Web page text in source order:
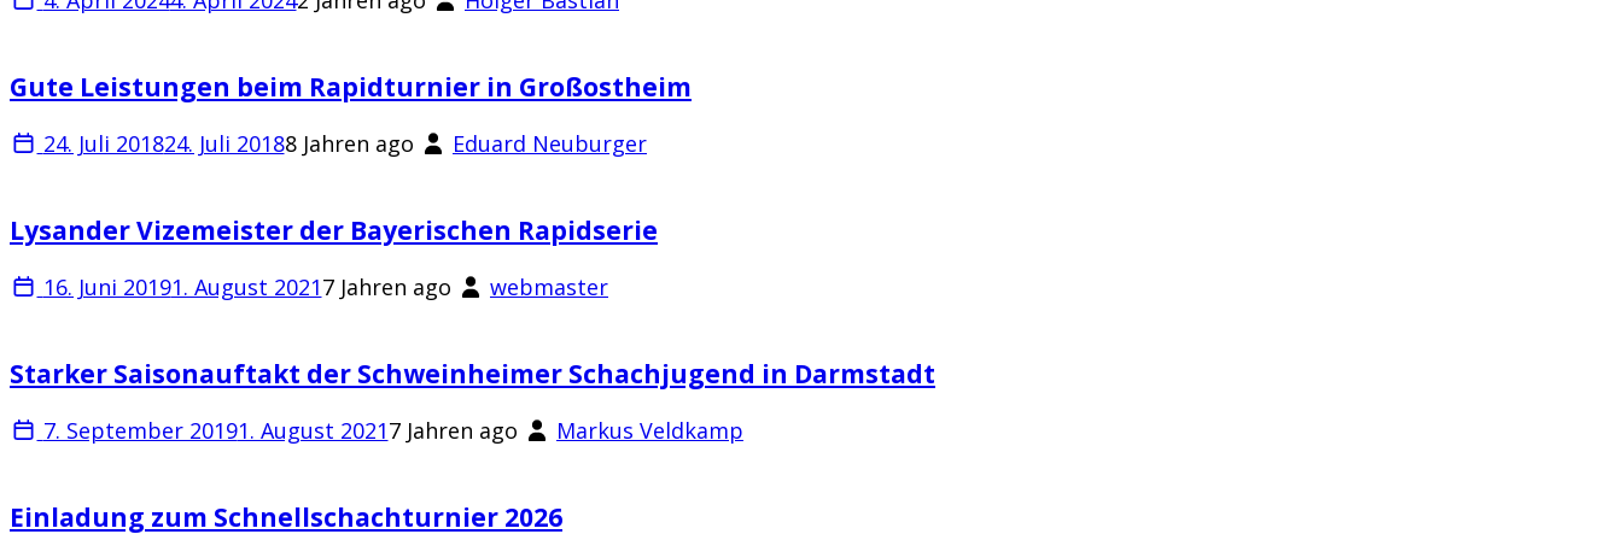
Gute Leistungen beim Rapidturnier in Großostheim
24. Juli 201824. Juli 20188 Jahren ago Eduard Neuburger
Lysander Vizemeister der Bayerischen Rapidserie
16. Juni 20191. August 20217 Jahren ago webmaster
Starker Saisonauftakt der Schweinheimer Schachjugend in Darmstadt
7. September 20191. August 20217 Jahren ago Markus Veldkamp
Einladung zum Schnellschachturnier 2026